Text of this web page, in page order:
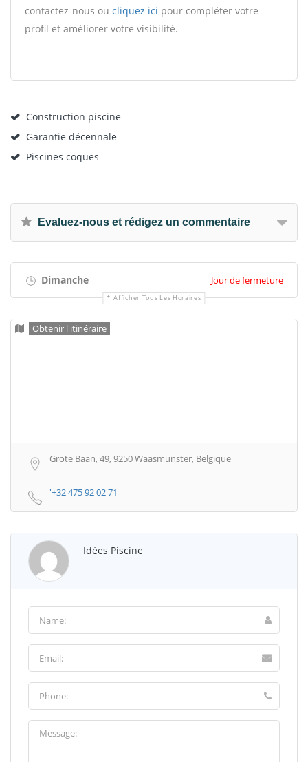
contactez-nous ou cliquez ici pour compléter votre
profil et améliorer votre visibilité.
Construction piscine
Garantie décennale
Piscines coques
Evaluez-nous et rédigez un commentaire
Dimanche Jour de fermeture
Afficher Tous Les Horaires
Obtenir l'itinéraire
Grote Baan, 49, 9250 Waasmunster, Belgique
'+32 475 92 02 71
Idées Piscine